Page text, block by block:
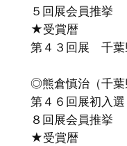
５回展会員推挙
★受賞暦
第４３回展 千葉
◎熊倉慎治（千葉
第４６回展初入
８回展会員推挙
★受賞暦